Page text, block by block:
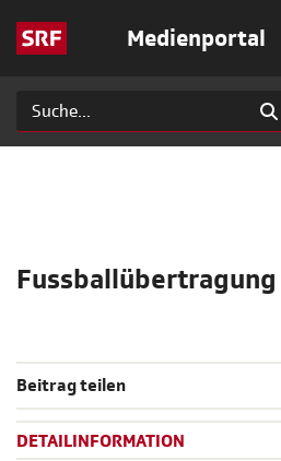
Medienportal
Beitrag teilen
DETAILINFORMATION